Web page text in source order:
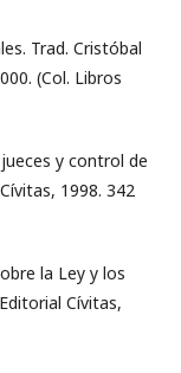
Trad. Cristóbal
(Col. Libros
y control de
1998. 342
la Ley y los
Cívitas,